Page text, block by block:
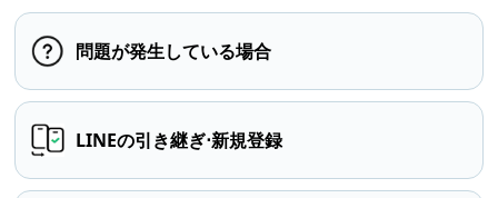
問題が発生している場合
LINEの引き継ぎ⋅新規登録